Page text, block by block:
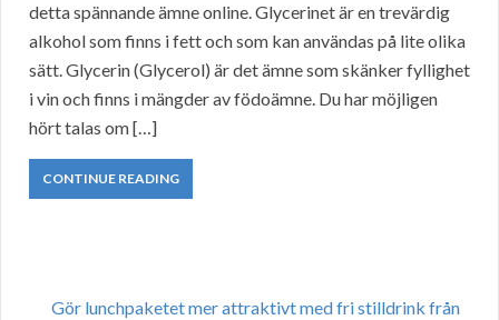
detta spännande ämne online. Glycerinet är en trevärdig
alkohol som finns i fett och som kan användas på lite olika
sätt. Glycerin (Glycerol) är det ämne som skänker fyllighet
i vin och finns i mängder av födoämne. Du har möjligen
hört talas om […]
CONTINUE READING
Gör lunchpaketet mer attraktivt med fri stilldrink från